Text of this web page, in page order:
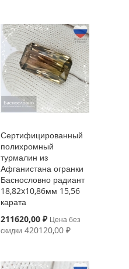
Сертифицированный
полихромный
турмалин из
Афганистана огранки
Баснословно радиант
18,82x10,86мм 15,56
карата
Special
211620,00 ₽ Цена без
скидки 420120,00 ₽